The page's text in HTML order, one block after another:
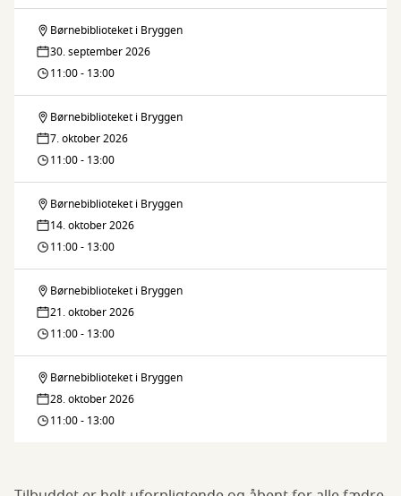
Fars
legestue
Børnebiblioteket i Bryggen
30. september 2026
11:00 - 13:00
Fars
legestue
Børnebiblioteket i Bryggen
7. oktober 2026
11:00 - 13:00
Fars
legestue
Børnebiblioteket i Bryggen
14. oktober 2026
11:00 - 13:00
Fars
legestue
Børnebiblioteket i Bryggen
21. oktober 2026
11:00 - 13:00
Fars
legestue
Børnebiblioteket i Bryggen
28. oktober 2026
11:00 - 13:00